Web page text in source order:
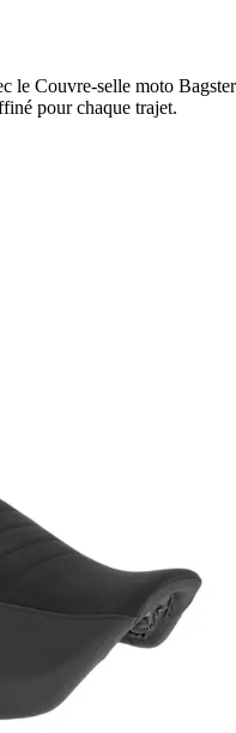
le Couvre-selle moto Bagster
pour chaque trajet.